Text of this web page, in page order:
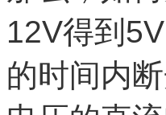
12V得到
的时间内